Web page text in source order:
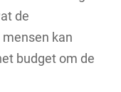
de
kan
budget om de